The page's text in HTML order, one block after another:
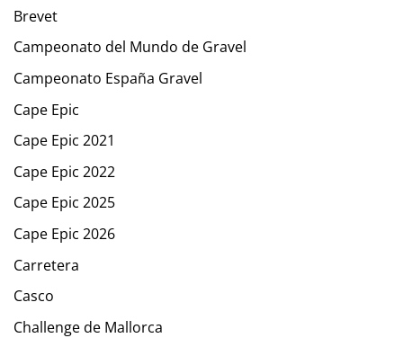
Brevet
Campeonato del Mundo de Gravel
Campeonato España Gravel
Cape Epic
Cape Epic 2021
Cape Epic 2022
Cape Epic 2025
Cape Epic 2026
Carretera
Casco
Challenge de Mallorca